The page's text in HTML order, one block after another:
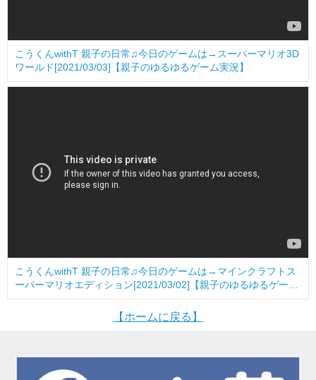
こうくんwithT 親子の日常♫今日のゲームは→スーパーマリオ3D
ワールド[2021/03/03]【親子のゆるゆるゲーム実況】
こうくんwithT 親子の日常♫今日のゲームは→マインクラフトス
ーパーマリオエディション[2021/03/02]【親子のゆるゆるゲーム
実況】
【ホームに戻る】